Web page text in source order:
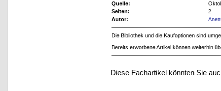
Quelle:
Seiten:
2
Autor:
Die Bibliothek und die Kaufoptionen sind
Bereits erworbene Artikel können weiterhin
Diese Fachartikel könnten Sie